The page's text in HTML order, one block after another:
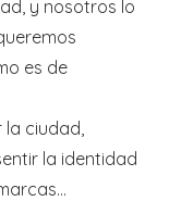
y nosotros lo
es de
ciudad,
la identidad